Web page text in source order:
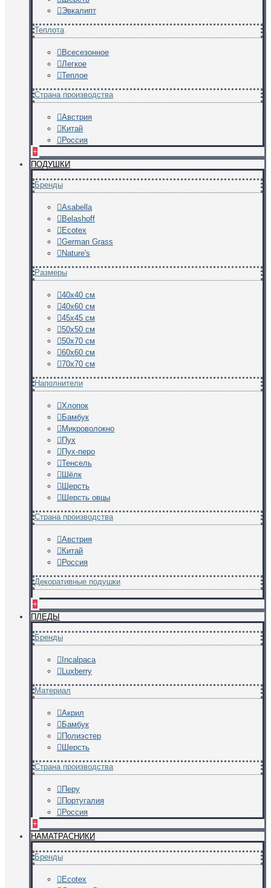
Эвкалипт
Теплота
Всесезонное
Легкое
Теплое
Страна производства
Австрия
Китай
Россия
+
ПОДУШКИ
Бренды
Asabella
Belashoff
Ecotex
German Grass
Nature's
Размеры
40х40 см
40х60 см
45х45 см
50х50 см
50х70 см
60х60 см
70х70 см
Наполнители
Хлопок
Бамбук
Микроволокно
Пух
Пух-перо
Тенсель
Шёлк
Шерсть
Шерсть овцы
Страна производства
Австрия
Китай
Россия
Декоративные подушки
+
ПЛЕДЫ
Бренды
Incalpaca
Luxberry
Материал
Акрил
Бамбук
Полиэстер
Шерсть
Страна производства
Перу
Португалия
Россия
+
НАМАТРАСНИКИ
Бренды
Ecotex